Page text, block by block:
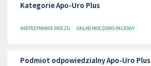
Kategorie Apo-Uro Plus
NIETRZYMANIE MOCZU UKŁAD MOCZOWO-PŁCIOWY
Podmiot odpowiedzialny Apo-Uro Plus